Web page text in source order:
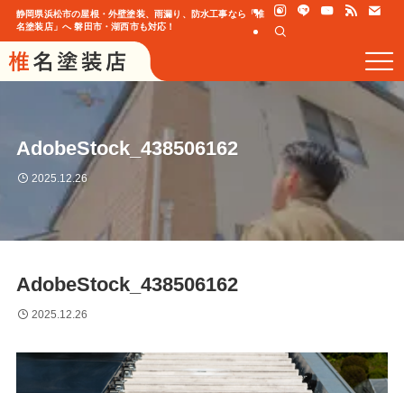
静岡県浜松市の屋根・外壁塗装、雨漏り、防水工事なら「椎
名塗装店」へ 磐田市・湖西市も対応！
AdobeStock_438506162
2025.12.26
AdobeStock_438506162
2025.12.26